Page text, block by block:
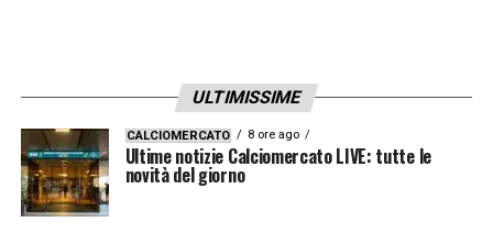
LA PLAYLIST DELLE NOSTRE TOP NEWS
ULTIMISSIME
CALCIOMERCATO 8 ore ago
Ultime notizie Calciomercato LIVE: tutte le
novità del giorno